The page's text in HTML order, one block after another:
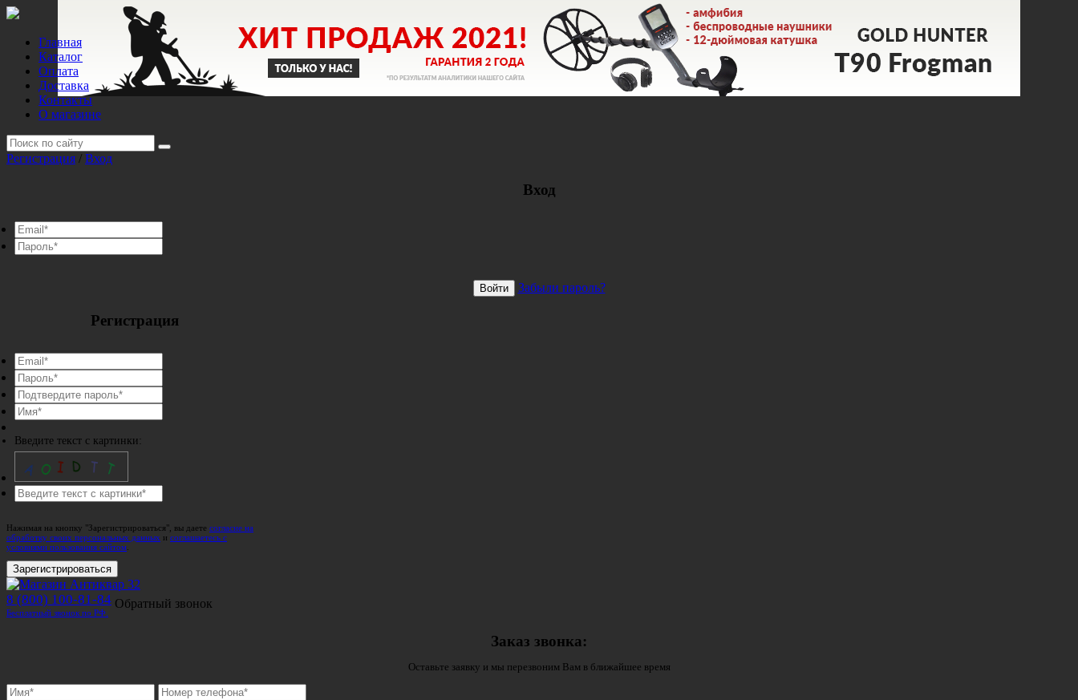
Главная
Каталог
Оплата
Доставка
Контакты
О магазине
Регистрация / Вход
Вход
Войти Забыли пароль?
Регистрация
Введите текст с картинки:
Нажимая на кнопку "Зарегистрироваться", вы даете согласие на
обработку своих персональных данных и соглашаетесь с
условиями пользования сайтом
Зарегистрироваться
8 (800) 100-81-84
Бесплатный звонок по РФ.
Обратный звонок
Заказ звонка:
Оставьте заявку и мы перезвоним Вам в ближайшее время